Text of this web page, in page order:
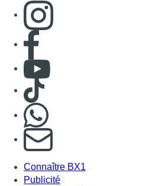
Consulter page Instagram
Consulter page Facebook
Consulter Youtube
Consulter TikTok
S'abonner à notre newsletter
Connaître BX1
Publicité